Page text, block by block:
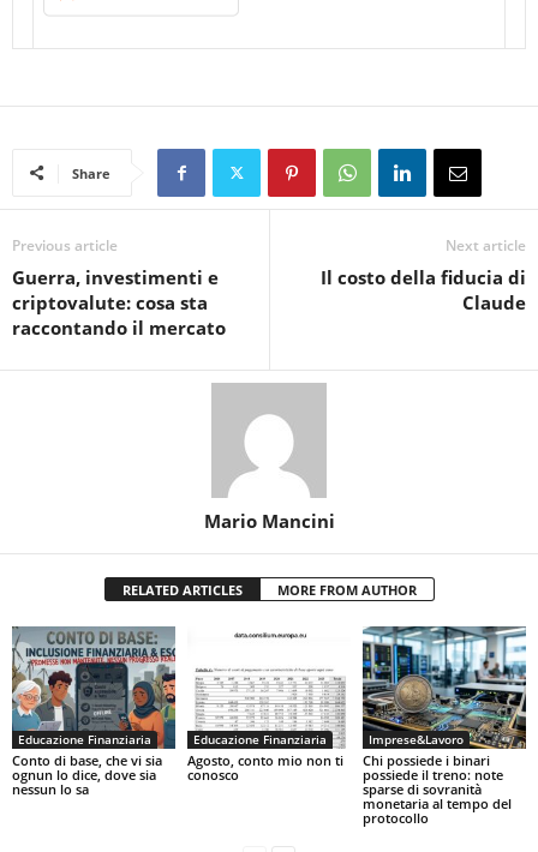
Share
Previous article
Guerra, investimenti e
criptovalute: cosa sta
raccontando il mercato
Next article
Il costo della fiducia di
Claude
Mario Mancini
RELATED ARTICLES MORE FROM AUTHOR
Educazione Finanziaria
Conto di base, che vi sia
ognun lo dice, dove sia
nessun lo sa
Educazione Finanziaria
Agosto, conto mio non ti
conosco
Imprese&Lavoro
Chi possiede i binari
possiede il treno: note
sparse di sovranità
monetaria al tempo del
protocollo